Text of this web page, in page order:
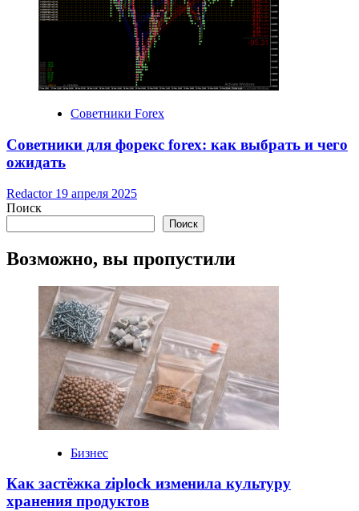
Советники Forex
Советники для форекс forex: как выбрать и чего
ожидать
Redactor 19 апреля 2025
Поиск
Поиск
Возможно, вы пропустили
Бизнес
Как застёжка ziplock изменила культуру
хранения продуктов